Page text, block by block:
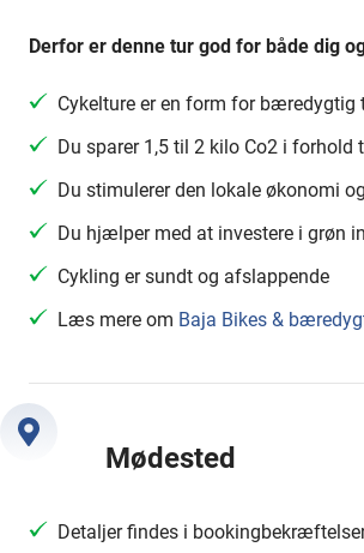
Derfor er denne tur god for både dig
Cykelture er en form for bæredygtig
Du sparer 1,5 til 2 kilo Co2 i forhold
Du stimulerer den lokale økonomi
Du hjælper med at investere i grøn
Cykling er sundt og afslappende
Læs mere om Baja Bikes &
Mødested
Detaljer findes i